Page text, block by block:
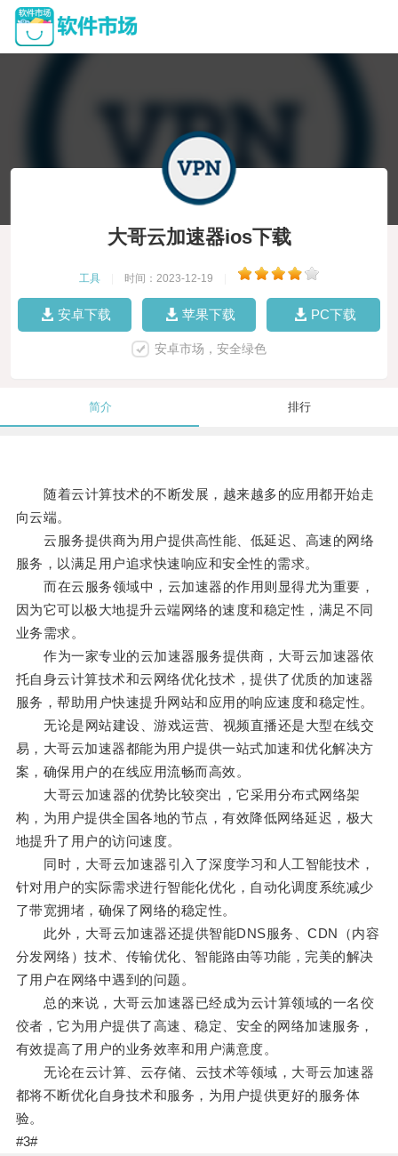
大哥云加速器ios下载
工具 时间：2023-12-19
安卓下载 苹果下载 PC下载
安卓市场，安全绿色
简介 排行
随着云计算技术的不断发展，越来越多的应用都开始走
向云端。
云服务提供商为用户提供高性能、低延迟、高速的网络
服务，以满足用户追求快速响应和安全性的需求。
而在云服务领域中，云加速器的作用则显得尤为重要，
因为它可以极大地提升云端网络的速度和稳定性，满足不同
业务需求。
作为一家专业的云加速器服务提供商，大哥云加速器依
托自身云计算技术和云网络优化技术，提供了优质的加速器
服务，帮助用户快速提升网站和应用的响应速度和稳定性。
无论是网站建设、游戏运营、视频直播还是大型在线交
易，大哥云加速器都能为用户提供一站式加速和优化解决方
案，确保用户的在线应用流畅而高效。
大哥云加速器的优势比较突出，它采用分布式网络架
构，为用户提供全国各地的节点，有效降低网络延迟，极大
地提升了用户的访问速度。
同时，大哥云加速器引入了深度学习和人工智能技术，
针对用户的实际需求进行智能化优化，自动化调度系统减少
了带宽拥堵，确保了网络的稳定性。
此外，大哥云加速器还提供智能DNS服务、CDN（内容
分发网络）技术、传输优化、智能路由等功能，完美的解决
了用户在网络中遇到的问题。
总的来说，大哥云加速器已经成为云计算领域的一名佼
佼者，它为用户提供了高速、稳定、安全的网络加速服务，
有效提高了用户的业务效率和用户满意度。
无论在云计算、云存储、云技术等领域，大哥云加速器
都将不断优化自身技术和服务，为用户提供更好的服务体
验。
#3#